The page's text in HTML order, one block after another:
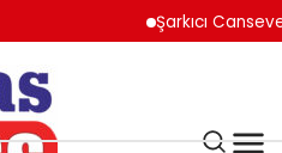
Şarkıcı Cansever